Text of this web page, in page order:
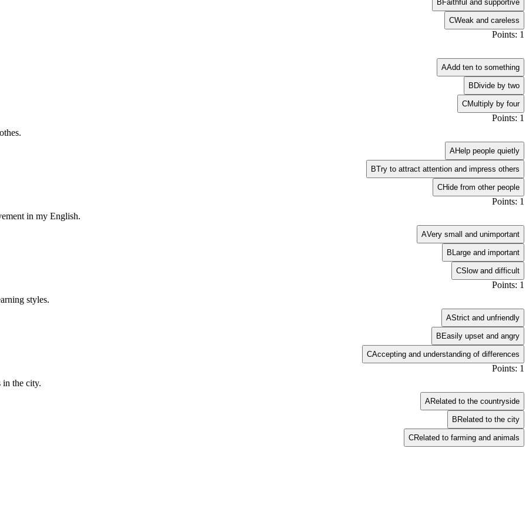
B Faithful and supportive
CWeak and careless
Points: 1
AAdd ten to something
B Divide by two
CMultiply by four
Points: 1
AHelp people quietly
BTry to attract attention and impress others
CHide from other people
Points: 1
in my English.
AVery small and unimportant
B Large and important
CSlow and difficult
Points: 1
styles.
AStrict and unfriendly
B Easily upset and angry
CAccepting and understanding of differences
Points: 1
in the city.
ARelated to the countryside
B Related to the city
CRelated to farming and animals